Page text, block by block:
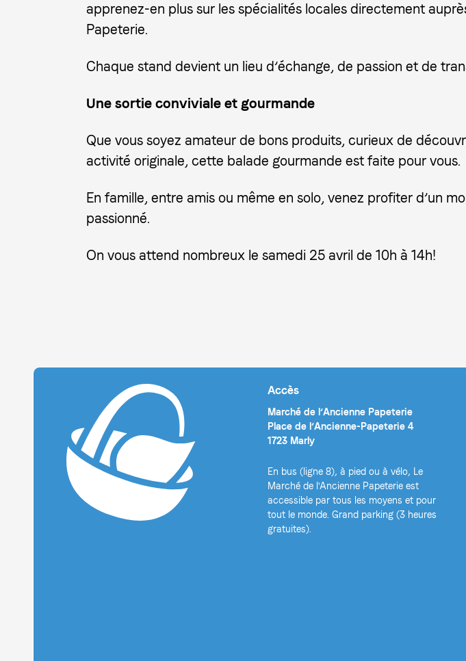
apprenez-en plus sur les spécialités locales directement
Papeterie.
Chaque stand devient un lieu d’échange, de passion et de
Une sortie conviviale et gourmande
Que vous soyez amateur de bons produits, curieux de
activité originale, cette balade gourmande est faite pour vous.
En famille, entre amis ou même en solo, venez profiter d’un
passionné.
On vous attend nombreux le samedi 25 avril de 10h à 14h!
Accès
Marché de l’Ancienne Papeterie
Place de l’Ancienne-Papeterie 4
1723 Marly
En bus (ligne 8), à pied ou à vélo, Le
Marché de l'Ancienne Papeterie est
accessible par tous les moyens et pour
tout le monde. Grand parking (3 heures
gratuites).